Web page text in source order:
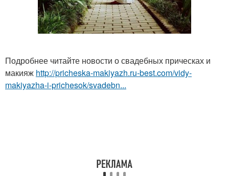
Подробнее читайте новости о свадебных прическах и
макияж http://pricheska-makiyazh.ru-best.com/vidy-
makiyazha-i-prichesok/svadebn...